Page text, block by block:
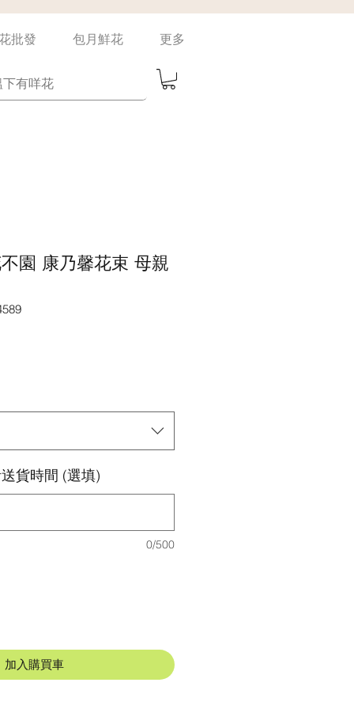
批發 包月鮮花 更多
園 康乃馨花束 母親
貨時間 (選填)
0/500
加入購買車